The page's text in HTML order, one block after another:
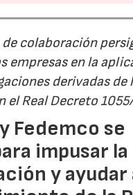
colaboración
empresas en la
derivadas de
el Real Decreto
Fedemco se
impusar la
y ayudar